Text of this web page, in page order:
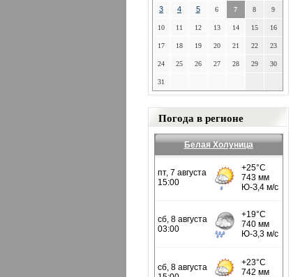
3 4 5 6 7 8 9
10 11 12 13 14 15 16
17 18 19 20 21 22 23
24 25 26 27 28 29 30
31
Погода в регионе
Белая Холуница